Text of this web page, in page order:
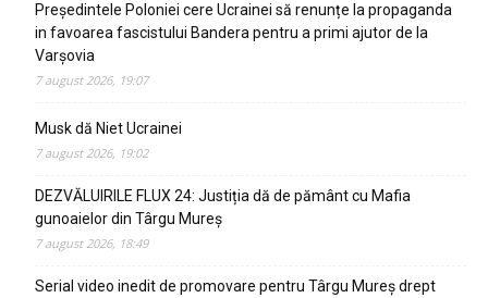
Președintele Poloniei cere Ucrainei să renunțe la propaganda
in favoarea fascistului Bandera pentru a primi ajutor de la
Varșovia
7 august 2026, 19:07
Musk dă Niet Ucrainei
7 august 2026, 19:02
DEZVĂLUIRILE FLUX 24: Justiția dă de pământ cu Mafia
gunoaielor din Târgu Mureș
7 august 2026, 18:49
Serial video inedit de promovare pentru Târgu Mureș drept